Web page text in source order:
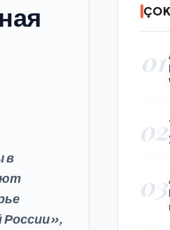
в
России»,
01
02
03